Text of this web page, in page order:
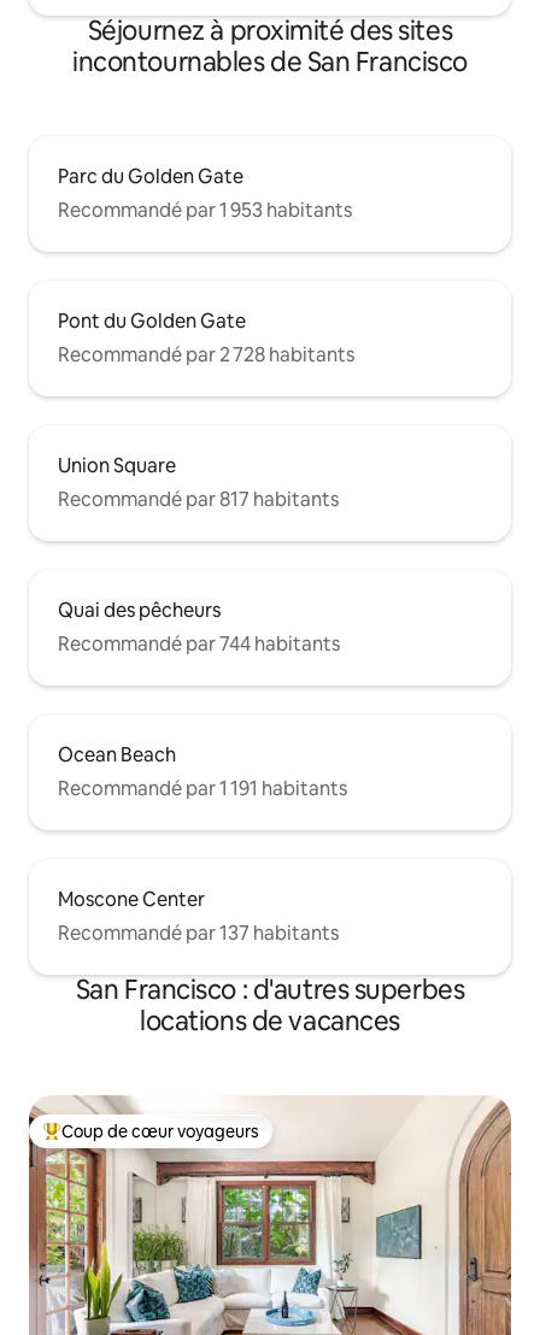
Séjournez à proximité des sites
incontournables de San Francisco
Parc du Golden Gate
Recommandé par 1 953 habitants
Pont du Golden Gate
Recommandé par 2 728 habitants
Union Square
Recommandé par 817 habitants
Quai des pêcheurs
Recommandé par 744 habitants
Ocean Beach
Recommandé par 1 191 habitants
Moscone Center
Recommandé par 137 habitants
San Francisco : d'autres superbes
locations de vacances
Coups de cœur voyageurs les plus appréciés
Coup de cœur voyageurs